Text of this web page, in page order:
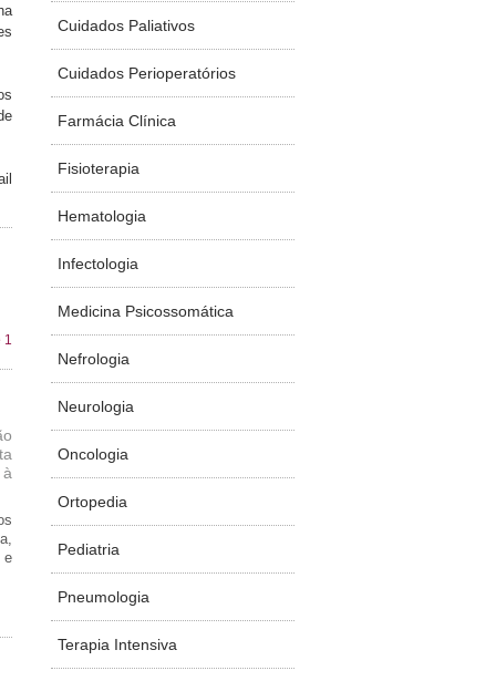
1
e
Cuidados Paliativos
Cuidados Perioperatórios
Farmácia Clínica
Fisioterapia
Hematologia
Infectologia
Medicina Psicossomática
Nefrologia
Neurologia
Oncologia
Ortopedia
Pediatria
Pneumologia
Terapia Intensiva